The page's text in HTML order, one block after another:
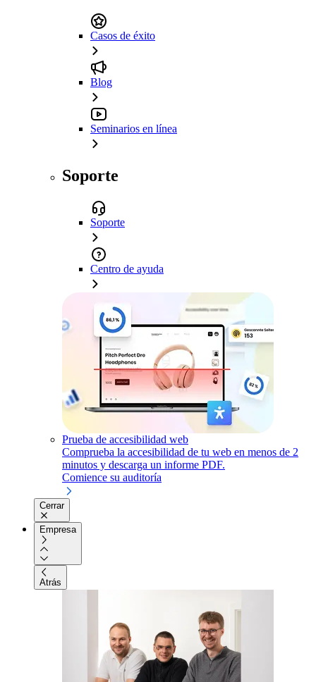
Casos de éxito
Blog
Seminarios en línea
Soporte
Soporte
Centro de ayuda
Prueba de accesibilidad web
Comprueba la accesibilidad de tu web en menos de 2
minutos y descarga un informe PDF.
Comience su auditoría
Cerrar
Empresa
Atrás